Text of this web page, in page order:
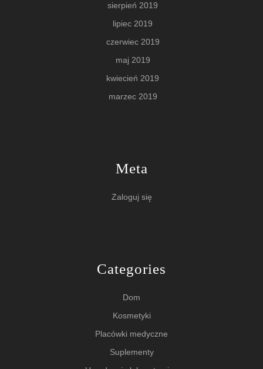
sierpień 2019
lipiec 2019
czerwiec 2019
maj 2019
kwiecień 2019
marzec 2019
Meta
Zaloguj się
Categories
Dom
Kosmetyki
Placówki medyczne
Suplementy